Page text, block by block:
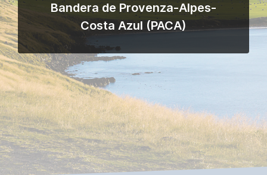
Bandera de Provenza-Alpes-
Costa Azul (PACA)